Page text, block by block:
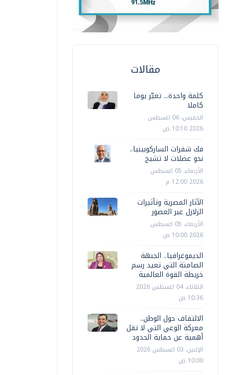
مقالات
كلمة واحدة... تغيّر يوما
كاملا
الخميس، 06 اغسطس
2026 10:10 ص
فك شفرات الساركوبينيا..
نحو عضلات لا تشيخ
الأربعاء، 05 اغسطس
2026 12:00 م
الآثار المصرية وتأثيرات
الزلازل عبر العصور
الأربعاء، 05 اغسطس
2026 10:00 ص
الديموغرافيا.. الجبهة
الصامتة التي تعيد رسم
خريطة القوة العالمية
الثلاثاء، 04 اغسطس 2026
10:36 ص
الالتفاف حول الوطن..
معركة الوعي التي لا تقل
أهمية عن حماية الحدود
الإثنين، 03 اغسطس 2026
10:00 ص